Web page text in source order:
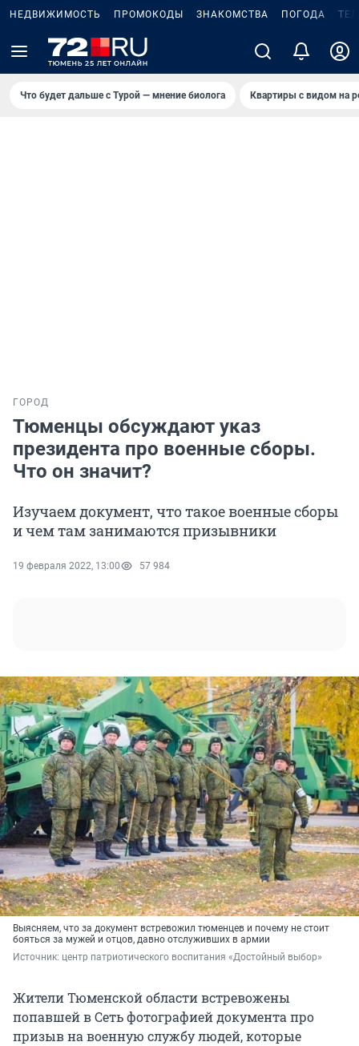
НЕДВИЖИМОСТЬ ПРОМОКОДЫ ЗНАКОМСТВА ПОГОДА
Что будет дальше с Турой — мнение биолога Квартиры с видом на
ГОРОД
Тюменцы обсуждают указ
президента про военные сборы.
Что он значит?
Изучаем документ, что такое военные сборы
и чем там занимаются призывники
19 февраля 2022, 13:00 57 984
Выясняем, что за документ встревожил тюменцев и почему не стоит
бояться за мужей и отцов, давно отслуживших в армии
Источник: центр патриотического воспитания «Достойный выбор»
Жители Тюменской области встревожены
попавшей в Сеть фотографией документа про
призыв на военную службу людей, которые